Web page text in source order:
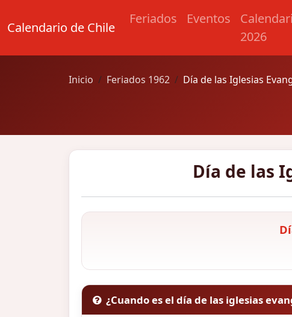
Calendario de Chile
Feriados Eventos
2026
Inicio Feriados 1962 Día de las Iglesias
Día de las
¿Cuando es el día de las iglesias